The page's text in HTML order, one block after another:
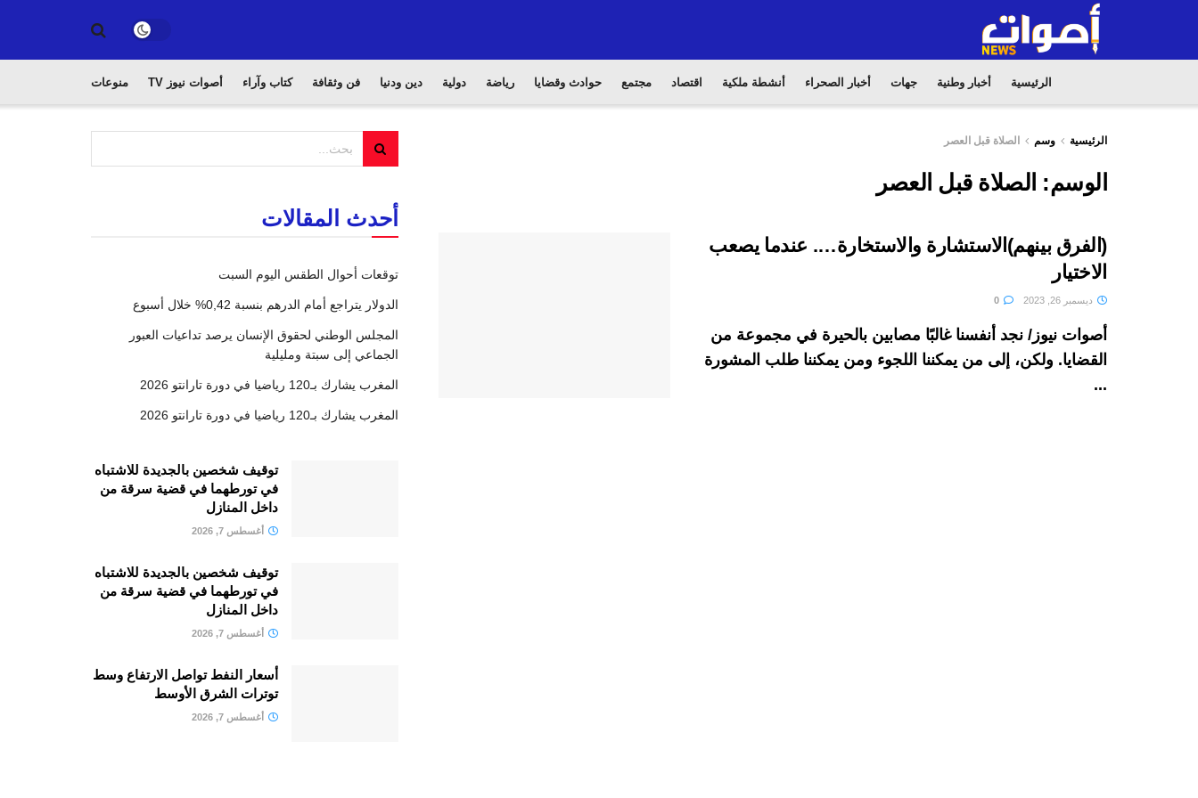
الرئيسية أخبار وطنية جهات أخبار الصحراء أنشطة ملكية اقتصاد مجتمع حوادث وقضايا رياضة دولية دين ودنيا فن وثقافة كتاب وآراء أصوات نيوز TV منوعات
الرئيسية وسم الصلاة قبل العصر
الوسم: الصلاة قبل العصر
(الفرق بينهم)الاستشارة والاستخارة…. عندما يصعب
الاختيار
ديسمبر 26, 2023
أصوات نيوز/ نجد أنفسنا غالبًا مصابين بالحيرة في مجموعة من
القضايا. ولكن، إلى من يمكننا اللجوء ومن يمكننا طلب المشورة
...
أحدث المقالات
توقعات أحوال الطقس اليوم السبت
الدولار يتراجع أمام الدرهم بنسبة 0,42% خلال أسبوع
المجلس الوطني لحقوق الإنسان يرصد تداعيات العبور
الجماعي إلى سبتة ومليلية
المغرب يشارك بـ120 رياضيا في دورة تارانتو 2026
المغرب يشارك بـ120 رياضيا في دورة تارانتو 2026
توقيف شخصين بالجديدة للاشتباه
في تورطهما في قضية سرقة من
داخل المنازل
أغسطس 7, 2026
توقيف شخصين بالجديدة للاشتباه
في تورطهما في قضية سرقة من
داخل المنازل
أغسطس 7, 2026
أسعار النفط تواصل الارتفاع وسط
توترات الشرق الأوسط
أغسطس 7, 2026